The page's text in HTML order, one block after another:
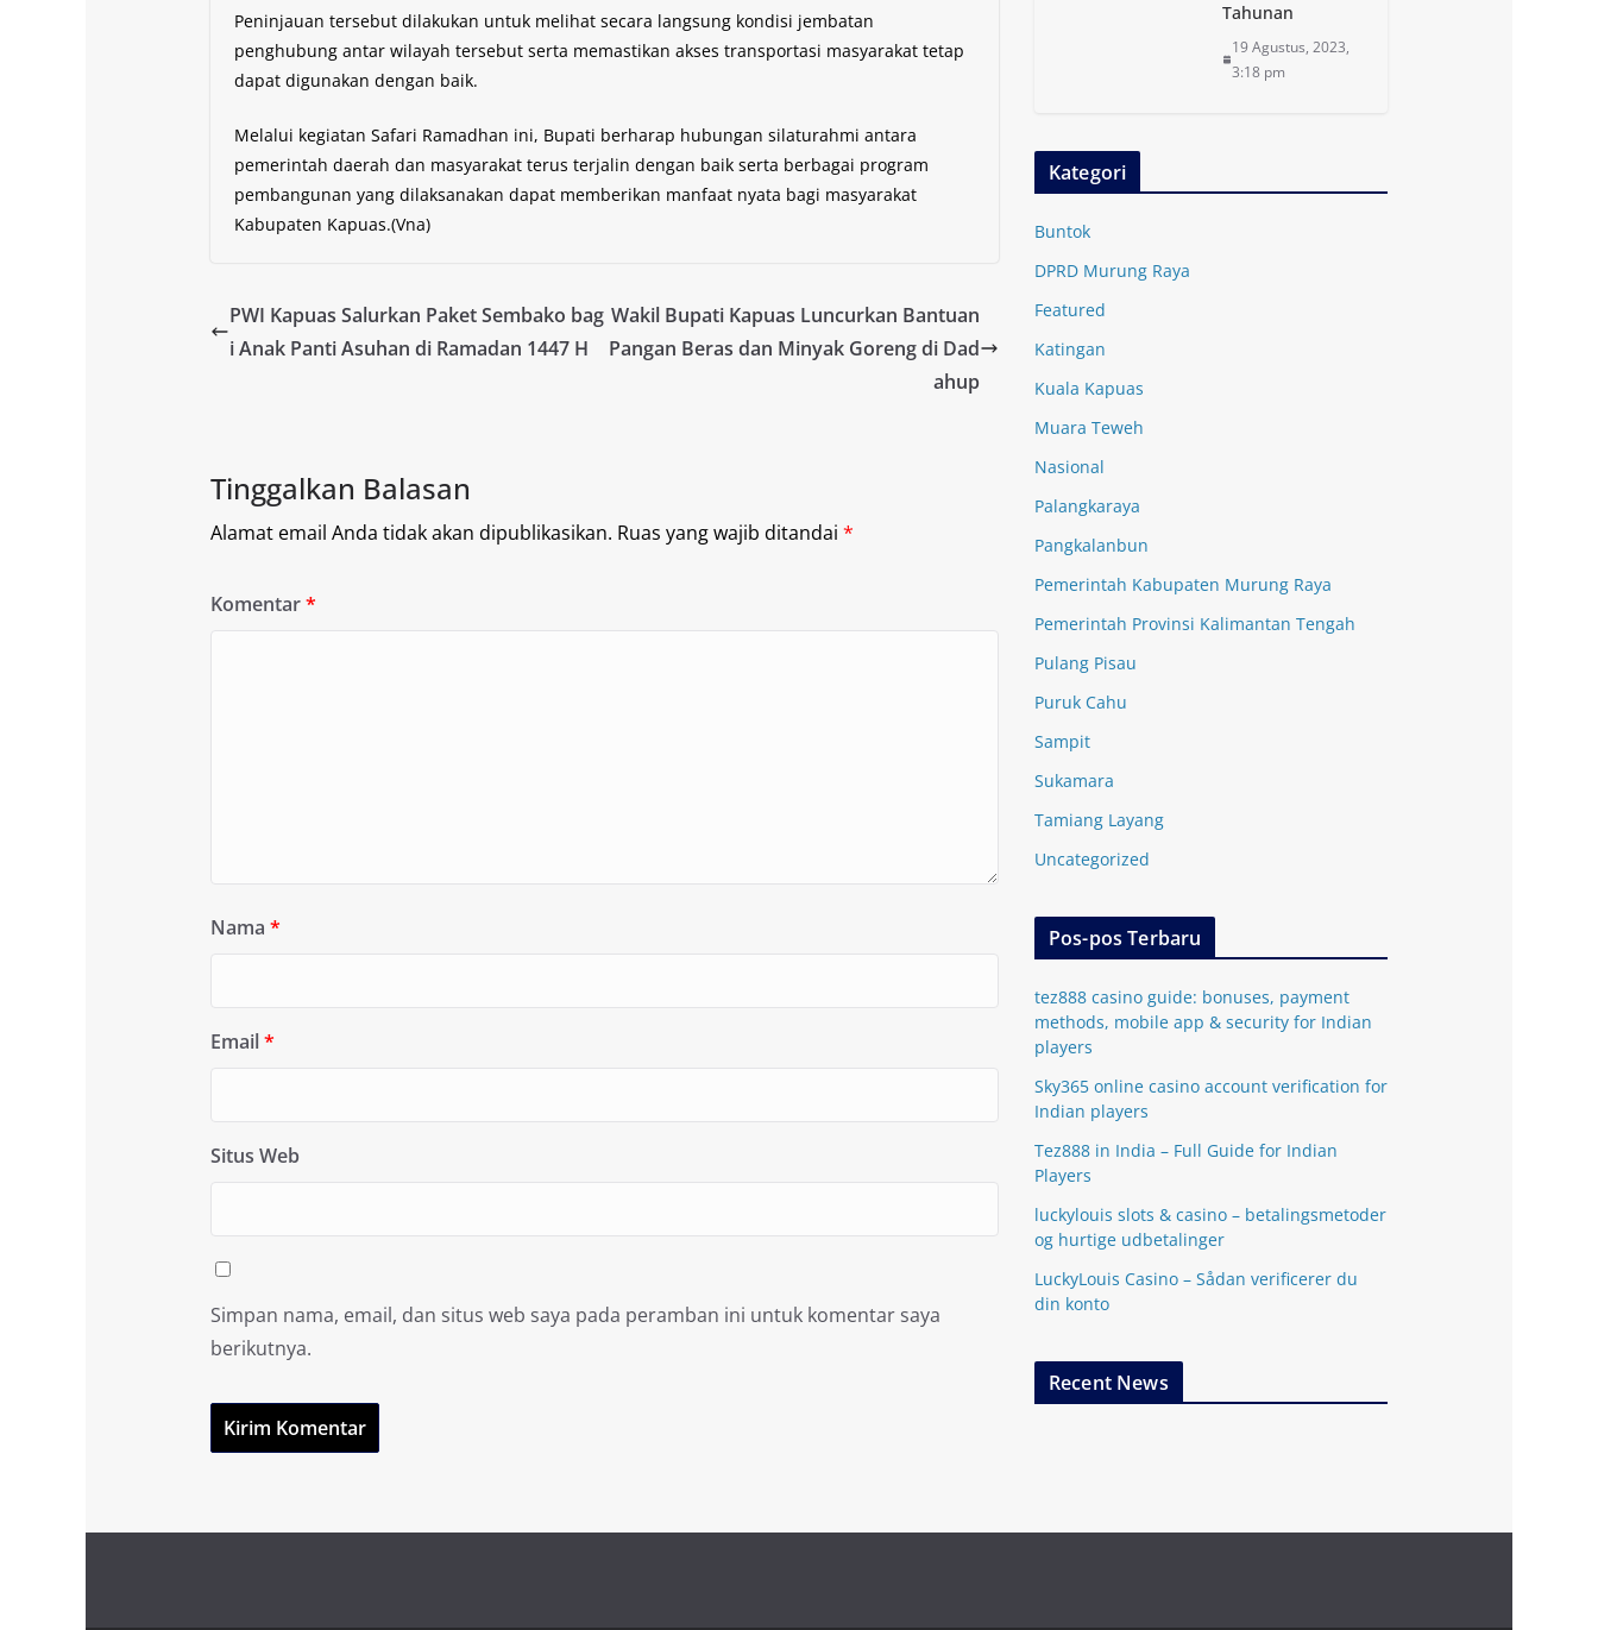
Peninjauan tersebut dilakukan untuk melihat secara langsung kondisi jembatan
penghubung antar wilayah tersebut serta memastikan akses transportasi masyarakat tetap
dapat digunakan dengan baik.
Melalui kegiatan Safari Ramadhan ini, Bupati berharap hubungan silaturahmi antara
pemerintah daerah dan masyarakat terus terjalin dengan baik serta berbagai program
pembangunan yang dilaksanakan dapat memberikan manfaat nyata bagi masyarakat
Kabupaten Kapuas.(Vna)
PWI Kapuas Salurkan Paket Sembako bag
i Anak Panti Asuhan di Ramadan 1447 H
Wakil Bupati Kapuas Luncurkan Bantuan
Pangan Beras dan Minyak Goreng di Dad
ahup
Tinggalkan Balasan
Alamat email Anda tidak akan dipublikasikan. Ruas yang wajib ditandai *
Komentar*
Nama *
Email*
Situs Web
Simpan nama, email, dan situs web saya pada peramban ini untuk komentar saya
berikutnya.
Tahunan
19 Agustus, 2023,
3:18 pm
Kategori
Buntok
DPRD Murung Raya
Featured
Katingan
Kuala Kapuas
Muara Teweh
Nasional
Palangkaraya
Pangkalanbun
Pemerintah Kabupaten Murung Raya
Pemerintah Provinsi Kalimantan Tengah
Pulang Pisau
Puruk Cahu
Sampit
Sukamara
Tamiang Layang
Uncategorized
Pos-pos Terbaru
tez888 casino guide: bonuses, payment
methods, mobile app & security for Indian
players
Sky365 online casino account verification for
Indian players
Tez888 in India – Full Guide for Indian
Players
luckylouis slots & casino – betalingsmetoder
og hurtige udbetalinger
LuckyLouis Casino – Sådan verificerer du
din konto
Recent News